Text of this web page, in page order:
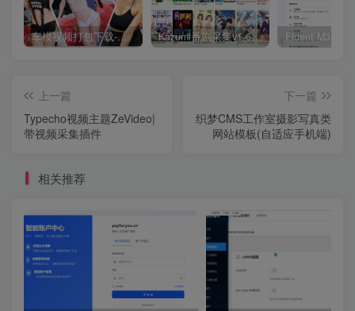
车模视频打包下载-高清无水印版 Kazumi番剧采集v1.6.9：支持自定义规则+在线观看+弹幕，跨平台下载
上一篇
Typecho视频主题ZeVideo|
带视频采集插件
下一篇
织梦CMS工作室摄影写真类
网站模板(自适应手机端)
相关推荐